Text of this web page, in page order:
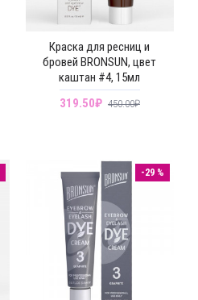
Краска для ресниц и
бровей BRONSUN, цвет
каштан #4, 15мл
319.50₽ 450.00₽
-29 %